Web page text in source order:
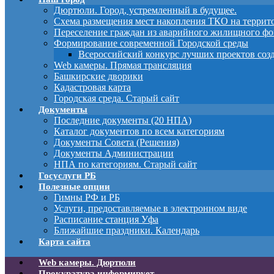
Дюртюли. Город, устремленный в будущее.
Схема размещения мест накопления ТКО на
Переселение граждан из аварийного жилищного
Формирование современной Городской среды
Всероссийский конкурс лучших проектов
Web камеры. Прямая трансляция
Башкирские дворики
Кадастровая карта
Городская среда. Старый сайт
Документы
Последние документы (20 НПА)
Каталог документов по всем категориям
Документы Совета (Решения)
Документы Администрации
НПА по категориям. Старый сайт
Госуслуги РБ
Полезные опции
Гимны РФ и РБ
Услуги, предоставляемые в электронном виде
Расписание станция Уфа
Ближайшие праздники. Календарь
Карта сайта
Web камеры. Дюртюли